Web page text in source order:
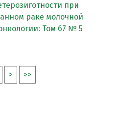
при
раке молочной
Том 67 № 5
> >>